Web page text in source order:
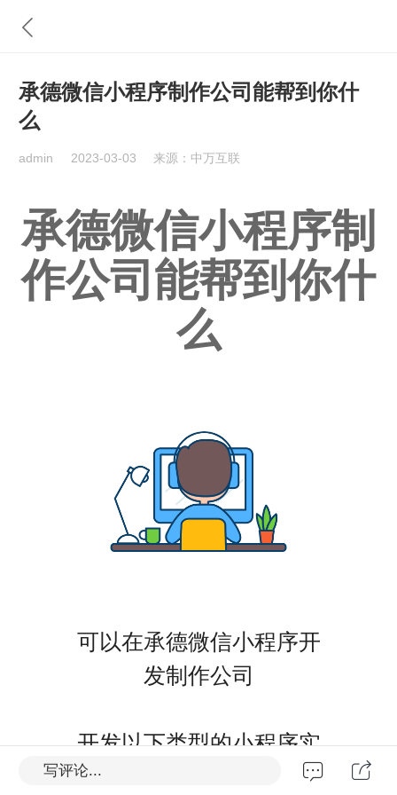
承德微信小程序制作公司能帮到你什
么
admin 2023-03-03 来源：中万互联
承德微信小程序制
作公司能帮到你什
么
可以在承德微信小程序开
发制作公司
开发以下类型的小程序实
写评论...